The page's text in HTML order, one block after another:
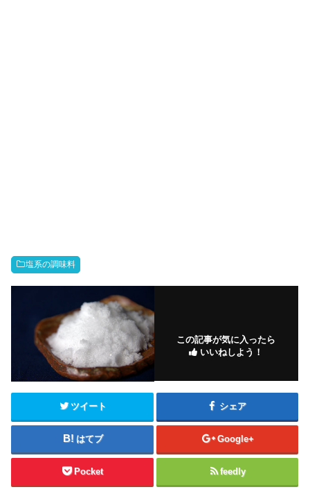
塩系の調味料
この記事が気に入ったら
いいねしよう！
ツイート シェア
はてブ Google+
Pocket feedly